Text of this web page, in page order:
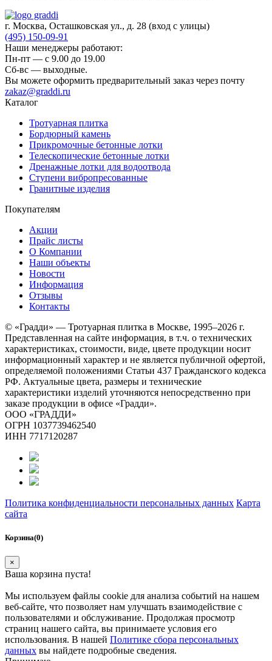
г. Москва, Осташковская ул., д. 28 (вход с улицы)
(495) 150-09-91
Наши менеджеры работают:
Пн-пт — c 9.00 до 19.00
Сб-вс — выходные.
Вы можете оформить предварительный заказ через почту
zakaz@graddi.ru
Каталог
Тротуарная плитка
Бордюрный камень
Прикромочные бетонные лотки
Телескопические бетонные лотки
Дренажные лотки для водоотвода
Ступени вибропресованные
Гранитные изделия
Покупателям
Акции
Прайс листы
О Компании
Наши объекты
Новости
Информация
Отзывы
Контакты
© «Градди» — Тротуарная плитка в Москве, 1995–2026 г.
Представленная на сайте информация, в т.ч. о технических
характеристиках, стоимости, виде, цвете продукции носит
информационный характер и не является публичной офертой,
определяемой положениями Статьи 437 Гражданского кодекса
РФ. Актуальные цвета, размеры и технические
характеристики изделий уточняются непосредственно при
заказе продукции в офисе «Градди».
ООО «ГРАДДИ»
ОГРН 1037739462540
ИНН 7717120287
Политика конфиденциальности персональных данных Карта
сайта
Корзина(0)
×
Ваша корзина пуста!
Мы используем файлы cookie для анализа событий на нашем
веб-сайте, что позволяет нам улучшать взаимодействие с
пользователями и обслуживание. Продолжая просмотр
страниц нашего сайта, вы принимаете условия его
использования. В нашей Политике сбора персональных
данных вы найдете подробные сведения.